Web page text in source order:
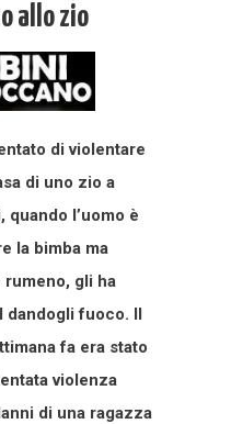
allo zio
di violentare
di uno zio a
quando l’uomo è
la bimba ma
rumeno, gli ha
dandogli fuoco. Il
fa era stato
violenza
di una ragazza